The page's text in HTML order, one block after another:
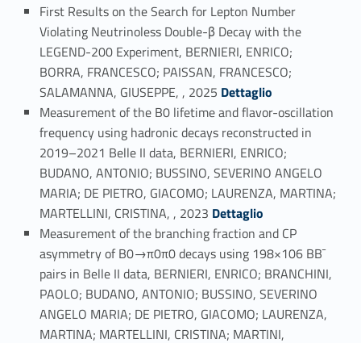
First Results on the Search for Lepton Number
Violating Neutrinoless Double-β Decay with the
LEGEND-200 Experiment, BERNIERI, ENRICO;
BORRA, FRANCESCO; PAISSAN, FRANCESCO;
SALAMANNA, GIUSEPPE, , 2025 Link identifier #identifier_person_141025-1Dettaglio
Measurement of the B0 lifetime and flavor-oscillation
frequency using hadronic decays reconstructed in
2019–2021 Belle II data, BERNIERI, ENRICO;
BUDANO, ANTONIO; BUSSINO, SEVERINO ANGELO
MARIA; DE PIETRO, GIACOMO; LAURENZA, MARTINA;
MARTELLINI, CRISTINA, , 2023 Link identifier #identifier_person_183435-2Dettaglio
Measurement of the branching fraction and CP
asymmetry of B0→π0π0 decays using 198×106 BB¯
pairs in Belle II data, BERNIERI, ENRICO; BRANCHINI,
PAOLO; BUDANO, ANTONIO; BUSSINO, SEVERINO
ANGELO MARIA; DE PIETRO, GIACOMO; LAURENZA,
MARTINA; MARTELLINI, CRISTINA; MARTINI,